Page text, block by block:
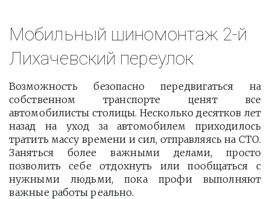
Мобильный шиномонтаж 2-й
Лихачевский переулок
Возможность безопасно передвигаться на
собственном транспорте ценят все
автомобилисты столицы. Несколько десятков лет
назад на уход за автомобилем приходилось
тратить массу времени и сил, отправляясь на СТО.
Заняться более важными делами, просто
позволить себе отдохнуть или пообщаться с
нужными людьми, пока профи выполняют
важные работы реально.